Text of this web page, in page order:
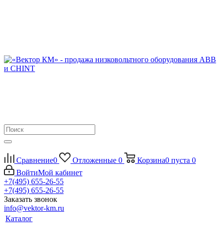
Сравнение0 Отложенные 0 Корзина0 пуста 0
ВойтиМой кабинет
+7(495) 655-26-55
+7(495) 655-26-55
Заказать звонок
info@vektor-km.ru
Каталог